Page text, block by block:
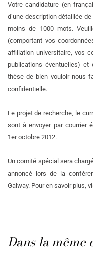
Votre candidature (en
d’une description détaillée
moins de 1000 mots.
(comportant vos
affiliation universitaire, vos
publications éventuelles)
thèse de bien vouloir nous
confidentielle.
Le projet de recherche, le
sont à envoyer par courrier
1er octobre 2012.
Un comité spécial sera
annoncé lors de la
Galway. Pour en savoir plus,
Dans la même